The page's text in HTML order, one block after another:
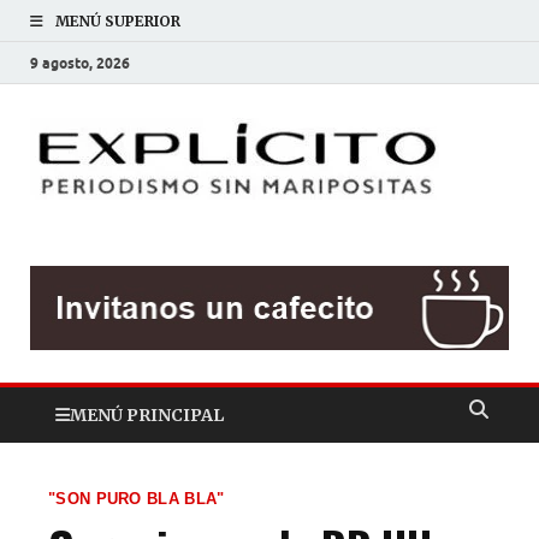
MENÚ SUPERIOR
9 agosto, 2026
MENÚ PRINCIPAL
"SON PURO BLA BLA"